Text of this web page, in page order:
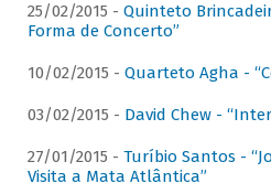
25/02/2015 - Quinteto
Forma de Concerto”
10/02/2015 - Quarteto Agha -
03/02/2015 - David Chew -
27/01/2015 - Turíbio Santos -
Visita a Mata Atlântica”